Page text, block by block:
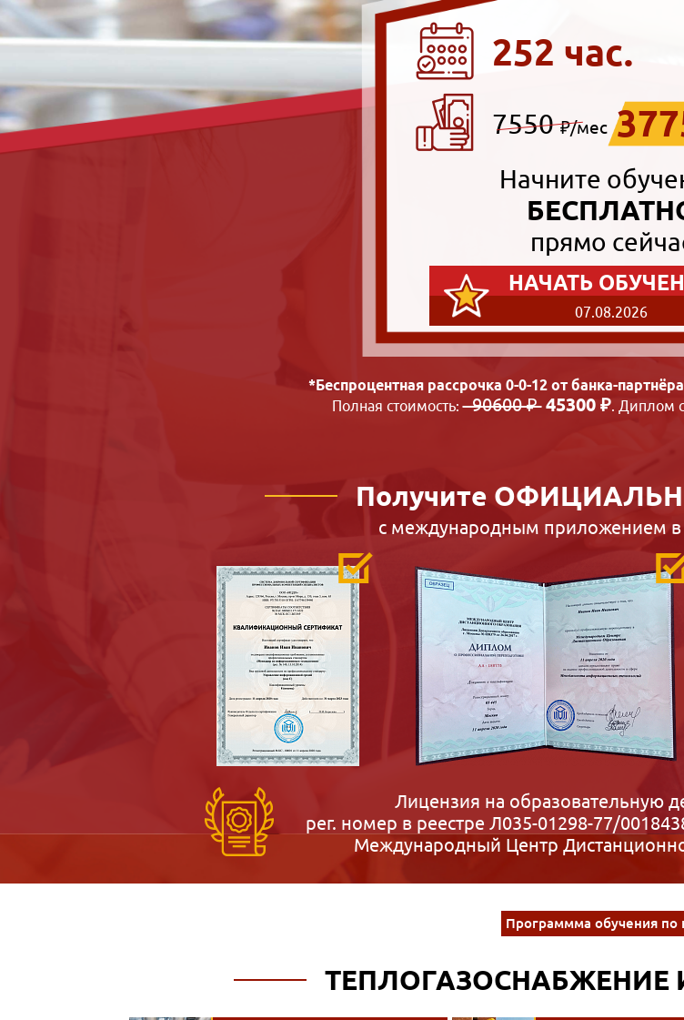
252 час.
7550₽/мес
Начните
прямо
НАЧАТЬ
07.08.2026
*Беспроцентная рассрочка 0-0-12 от банка-
Полная стоимость:90600 ₽45300 ₽. Диплом
Получите
с международным приложением в
Лицензия на образовательную
рег. номер в реестре Л035-01298-77/
Международный Центр
Программма обучения по
ТЕПЛОГАЗОСНАБЖЕНИЕ